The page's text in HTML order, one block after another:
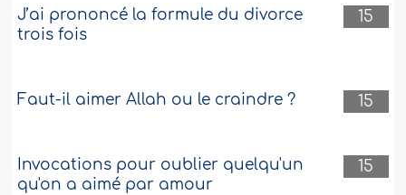
15
J’ai prononcé la formule du divorce
trois fois
15
Faut-il aimer Allah ou le craindre ?
15
Invocations pour oublier quelqu'un
qu'on a aimé par amour